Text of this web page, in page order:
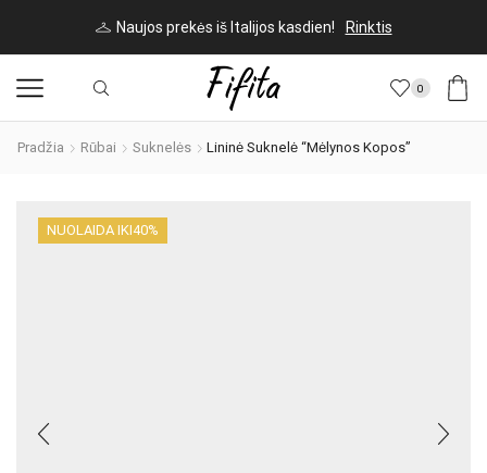
Naujos prekės iš Italijos kasdien! Rinktis
0
Pradžia Rūbai Suknelės Lininė Suknelė “Mėlynos Kopos”
NUOLAIDA IKI40%